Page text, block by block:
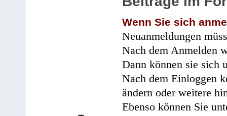
Wenn Sie sich
Neuanmeldungen
Nach dem Anmelden
Dann können sie sich
Nach dem Einloggen
ändern oder weitere
Ebenso können Sie